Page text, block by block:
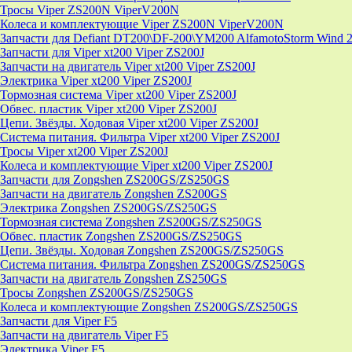
Тросы Viper ZS200N ViperV200N
Колеса и комплектующие Viper ZS200N ViperV200N
Запчасти для Defiant DT200\DF-200\YM200 AlfamotoStorm Wind
Запчасти для Viper xt200 Viper ZS200J
Запчасти на двигатель Viper xt200 Viper ZS200J
Электрика Viper xt200 Viper ZS200J
Тормозная система Viper xt200 Viper ZS200J
Обвес. пластик Viper xt200 Viper ZS200J
Цепи. Звёзды. Ходовая Viper xt200 Viper ZS200J
Система питания. Фильтра Viper xt200 Viper ZS200J
Тросы Viper xt200 Viper ZS200J
Колеса и комплектующие Viper xt200 Viper ZS200J
Запчасти для Zongshen ZS200GS/ZS250GS
Запчасти на двигатель Zongshen ZS200GS
Электрика Zongshen ZS200GS/ZS250GS
Тормозная система Zongshen ZS200GS/ZS250GS
Обвес. пластик Zongshen ZS200GS/ZS250GS
Цепи. Звёзды. Ходовая Zongshen ZS200GS/ZS250GS
Система питания. Фильтра Zongshen ZS200GS/ZS250GS
Запчасти на двигатель Zongshen ZS250GS
Тросы Zongshen ZS200GS/ZS250GS
Колеса и комплектующие Zongshen ZS200GS/ZS250GS
Запчасти для Viper F5
Запчасти на двигатель Viper F5